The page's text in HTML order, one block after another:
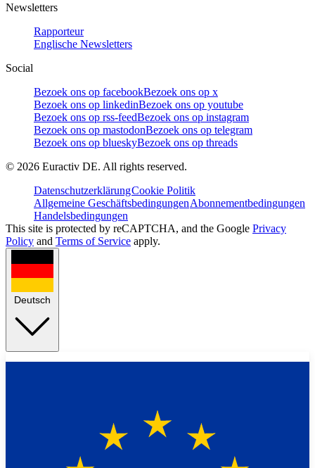
Newsletters
Rapporteur
Englische Newsletters
Social
Bezoek ons op facebookBezoek ons op x
Bezoek ons op linkedinBezoek ons op youtube
Bezoek ons op rss-feedBezoek ons op instagram
Bezoek ons op mastodonBezoek ons op telegram
Bezoek ons op blueskyBezoek ons op threads
© 2026 Euractiv DE. All rights reserved.
DatenschutzerklärungCookie Politik
Allgemeine GeschäftsbedingungenAbonnementbedingungen
Handelsbedingungen
This site is protected by reCAPTCHA, and the Google Privacy
Policy and Terms of Service apply.
Deutsch